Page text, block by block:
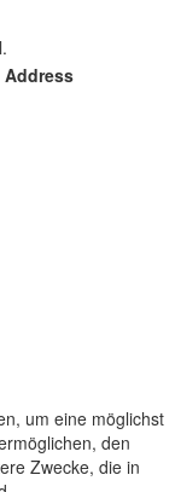
Address
um eine möglichst
den
Zwecke, die in